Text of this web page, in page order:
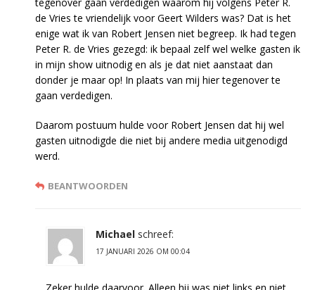
tegenover gaan verdedigen waarom hij volgens Peter R.
de Vries te vriendelijk voor Geert Wilders was? Dat is het
enige wat ik van Robert Jensen niet begreep. Ik had tegen
Peter R. de Vries gezegd: ik bepaal zelf wel welke gasten ik
in mijn show uitnodig en als je dat niet aanstaat dan
donder je maar op! In plaats van mij hier tegenover te
gaan verdedigen.
Daarom postuum hulde voor Robert Jensen dat hij wel
gasten uitnodigde die niet bij andere media uitgenodigd
werd.
BEANTWOORDEN
Michael schreef:
17 JANUARI 2026 OM 00:04